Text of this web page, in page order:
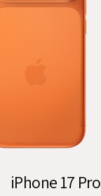
iPhone 17 Pro